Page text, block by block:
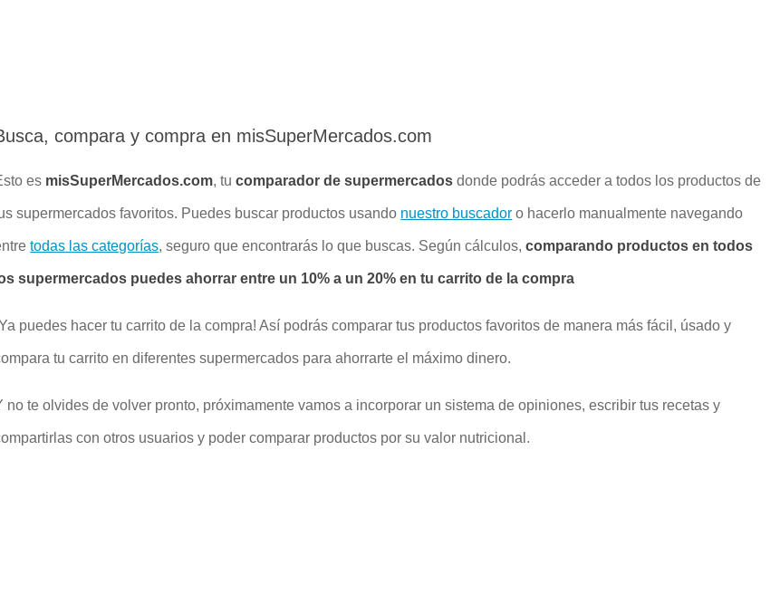
compara y compra en misSuperMercados.com
es misSuperMercados.com, tucomparador de supermercados donde podrás acceder a todos los productos de
supermercados favoritos. Puedes buscar productos usando nuestro buscador o hacerlo manualmente navegando
todas las categorías, seguro que encontrarás lo que buscas. Según cálculos,comparando productos en todos
supermercados puedes ahorrar entre un 10% a un 20% en tu carrito de la compra
puedes hacer tu carrito de la compra! Así podrás comparar tus productos favoritos de manera más fácil, úsado y
tu carrito en diferentes supermercados para ahorrarte el máximo dinero.
no te olvides de volver pronto, próximamente vamos a incorporar un sistema de opiniones, escribir tus recetas y
con otros usuarios y poder comparar productos por su valor nutricional.